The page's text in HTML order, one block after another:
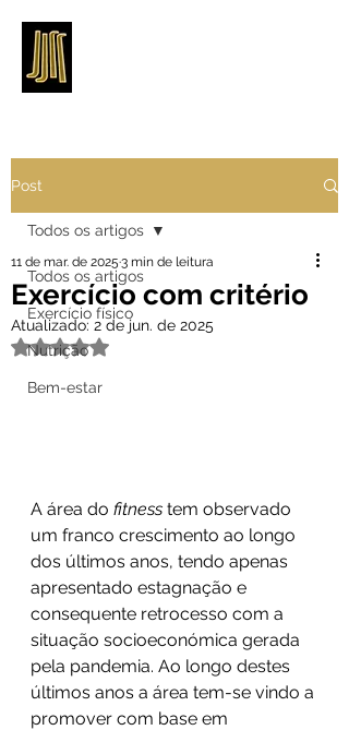
Post
Todos os artigos
Exercício físico
Nutrição
Bem-estar
Todos os artigos
Exercício com critério
11 de mar. de 2025 3 min de leitura
Atualizado: 2 de jun. de 2025
Avaliado com NaN de 5 estrelas.
A área do fitness tem observado
um franco crescimento ao longo
dos últimos anos, tendo apenas
apresentado estagnação e
consequente retrocesso com a
situação socioeconómica gerada
pela pandemia. Ao longo destes
últimos anos a área tem-se vindo a
promover com base em